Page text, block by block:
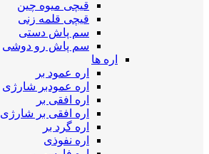
قیچی میوه چین
قیچی قلمه زنی
سم پاش دستی
سم پاش رو دوشی
اره ها
اره عمود بر
اره عمودبر شارژی
اره افقی بر
اره افقی بر شارژی
اره گرد بر
اره نفوذی